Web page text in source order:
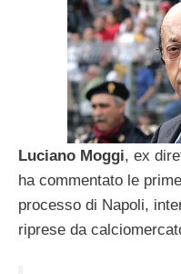
Luciano Moggi, ex
ha commentato le
processo di Napoli,
riprese da